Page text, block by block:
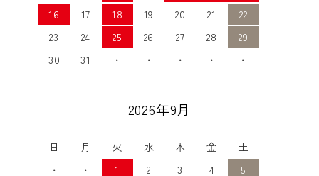
16
17 18 19 20 21
22
23
24 25 26 27 28
29
30
31 ・ ・ ・ ・ ・
2026年9月
日 月 火 水 木 金
土
・
・ 1 2 3 4
5